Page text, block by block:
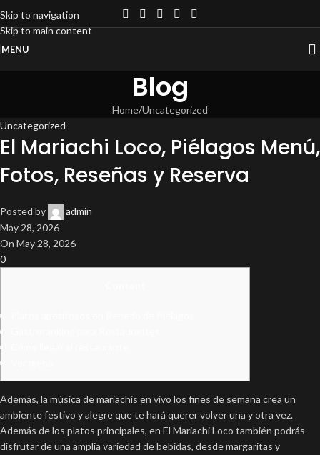
Skip to navigation
Skip to main content
MENU
Blog
Home Uncategorized
Uncategorized
El Mariachi Loco, Piélagos Menú,
Fotos, Reseñas y Reserva
Posted by
admin
May 28, 2026
On May 28, 2026
0
Además, la música de mariachis en vivo los fines de semana crea un
ambiente festivo y alegre que te hará querer volver una y otra vez.
Además de los platos principales, en El Mariachi Loco también podrás
disfrutar de una amplia variedad de bebidas, desde margaritas y